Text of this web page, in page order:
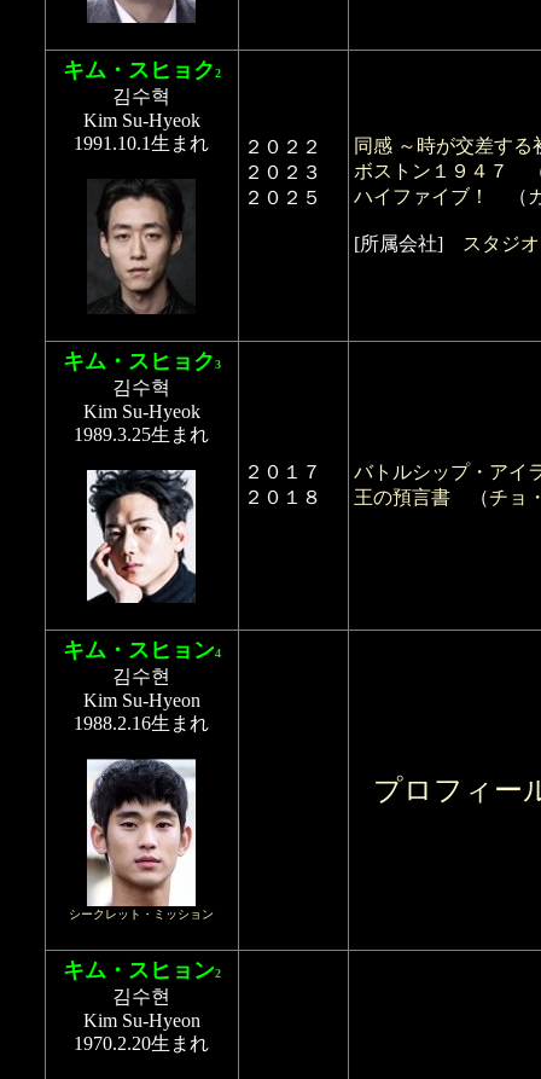
キム・スヒョク2
김수혁
Kim Su-Hyeok
1991.10.1生まれ
２０２２
２０２３
２０２５
同感 ～時が交差する
ボストン１９４７
ハイファイブ！
（
[所属会社] スタジ
キム・スヒョク3
김수혁
Kim Su-Hyeok
1989.3.25生まれ
２０１７
２０１８
バトルシップ・アイ
王の預言書 （チョ
キム・スヒョン4
김수현
Kim Su-Hyeon
1988.2.16生まれ
シークレット・ミッション
プロフィー
キム・スヒョン2
김수현
Kim Su-Hyeon
1970.2.20生まれ